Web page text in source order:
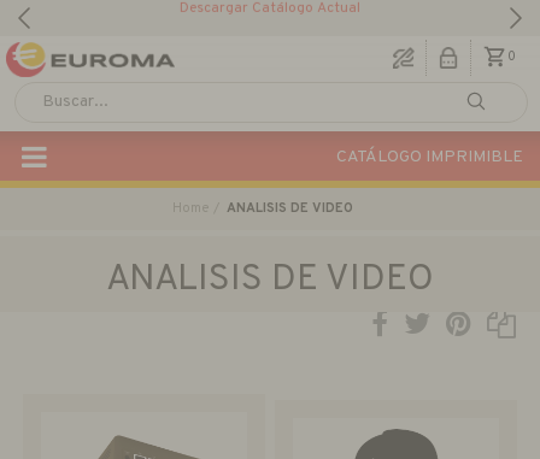
Descargar Catálogo Actual
0
CATÁLOGO IMPRIMIBLE
Home ANALISIS DE VIDEO
ANALISIS DE VIDEO